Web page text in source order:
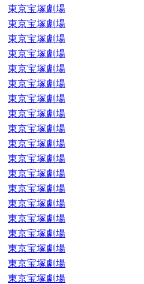
東京宝塚劇場
東京宝塚劇場
東京宝塚劇場
東京宝塚劇場
東京宝塚劇場
東京宝塚劇場
東京宝塚劇場
東京宝塚劇場
東京宝塚劇場
東京宝塚劇場
東京宝塚劇場
東京宝塚劇場
東京宝塚劇場
東京宝塚劇場
東京宝塚劇場
東京宝塚劇場
東京宝塚劇場
東京宝塚劇場
東京宝塚劇場